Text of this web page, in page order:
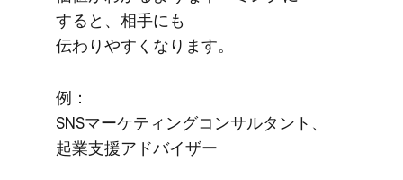
すると、​相手にも​
伝わりやすくなります。
例：
SNSマーケティングコンサルタント、​
起業支援アドバイザー